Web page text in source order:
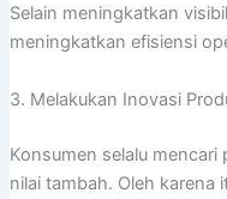
Selain meningkatkan
meningkatkan efisiensi
3. Melakukan Inovasi
Konsumen selalu
nilai tambah. Oleh karena